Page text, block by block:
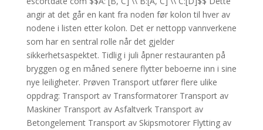
angir at det går en kant fra noden før kolon til hver av
nodene i listen etter kolon. Det er nettopp vannverkene
som har en sentral rolle når det gjelder
sikkerhetsaspektet. Tidlig i juli åpner restauranten på
bryggen og en måned senere flytter beboerne inn i sine
nye leiligheter. Prøven Transport utfører flere ulike
oppdrag: Transport av Transformatorer Transport av
Maskiner Transport av Asfaltverk Transport av
Betongelement Transport av Skipsmotorer Flytting av